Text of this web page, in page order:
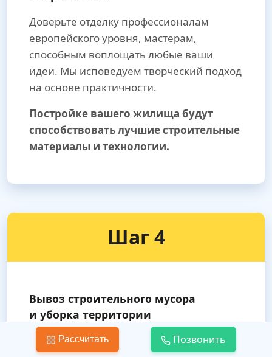
Доверьте отделку профессионалам
европейского уровня, мастерам,
способным воплощать любые ваши
идеи. Мы исповедуем творческий подход
на основе практичности.
Постройке вашего жилища будут
способствовать лучшие строительные
материалы и технологии.
Шаг 4
Вывоз строительного мусора
и уборка территории
После завершения отделочных работ
Рассчитать Позвонить